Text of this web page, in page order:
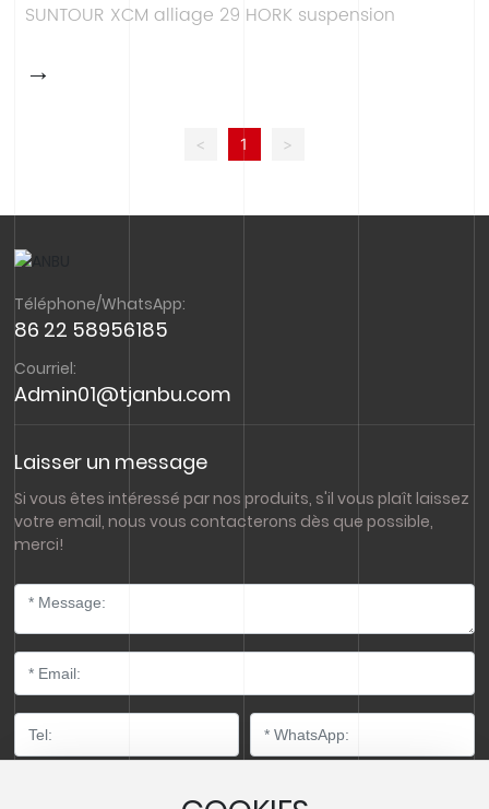
SUNTOUR XCM alliage 29 HORK suspension
→
< 1 >
Téléphone/WhatsApp:
86 22 58956185
Courriel:
Admin01@tjanbu.com
Laisser un message
Si vous êtes intéressé par nos produits, s'il vous plaît laissez
votre email, nous vous contacterons dès que possible,
merci!
Expédition